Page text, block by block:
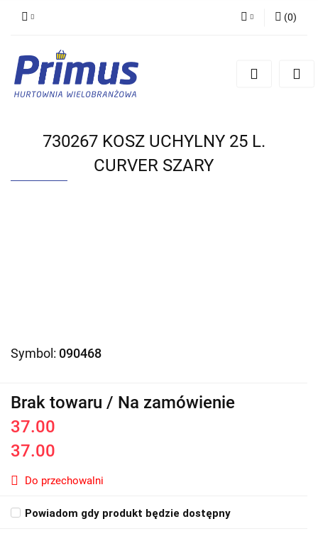
Zarejestruj się
(0)
730267 KOSZ UCHYLNY 25 L.
CURVER SZARY
Symbol: 090468
Brak towaru / Na zamówienie
37.00
37.00
Do przechowalni
Powiadom gdy produkt będzie dostępny